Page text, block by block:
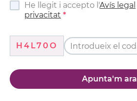
He llegit i accepto l'Avís legal
privacitat
H4L70O
Apunta'm ara